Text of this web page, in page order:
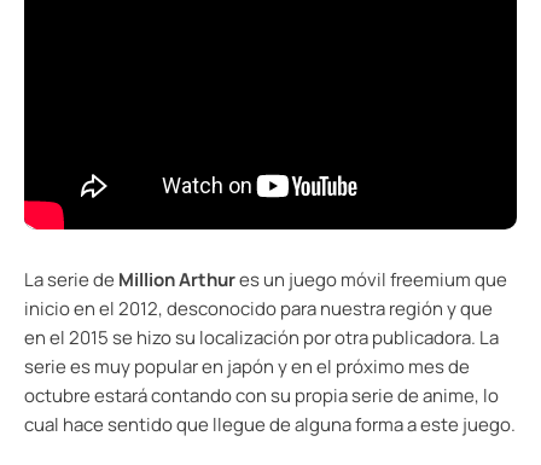
La serie de Million Arthures un juego móvil freemium que
inicio en el 2012, desconocido para nuestra región y que
en el 2015 se hizo su localización por otra publicadora. La
serie es muy popular en japón y en el próximo mes de
octubre estará contando con su propia serie de anime, lo
cual hace sentido que llegue de alguna forma a este juego.